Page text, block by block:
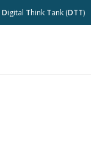
Digital Think Tank (DTT)